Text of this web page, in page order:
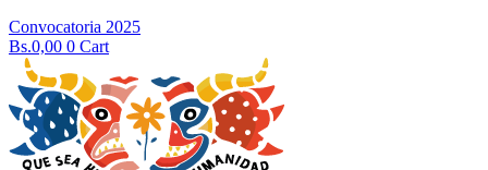
Convocatoria 2025
Bs.0,00 0 Cart